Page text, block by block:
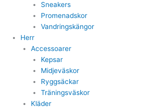
Sneakers
Promenadskor
Vandringskängor
Herr
Accessoarer
Kepsar
Midjeväskor
Ryggsäckar
Träningsväskor
Kläder